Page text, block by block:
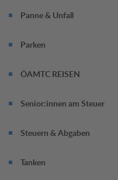
Panne & Unfall
Parken
ÖAMTC REISEN
Senior:innen am Steuer
Steuern & Abgaben
Tanken